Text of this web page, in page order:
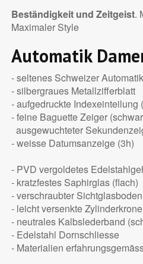
Beständigkeit und Zeitgeist.
Maximaler Style
Automatik
- seltenes Schweizer
- silbergraues Metallzifferblatt
- aufgedruckte Indexeinteilung
- feine Baguette Zeiger
ausgewuchteter
- weisse Datumsanzeige (3h)
- PVD vergoldetes
- kratzfestes Saphirglas (flach)
- verschraubter
- leicht versenkte Zylinderkrone
- neutrales Kalbslederband
- Edelstahl Dornschliesse
- Materialien